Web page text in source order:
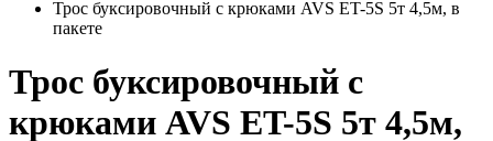
Трос буксировочный с крюками AVS ET-5S 5т 4,5м, в
пакете
Трос буксировочный с
крюками AVS ET-5S 5т 4,5м,